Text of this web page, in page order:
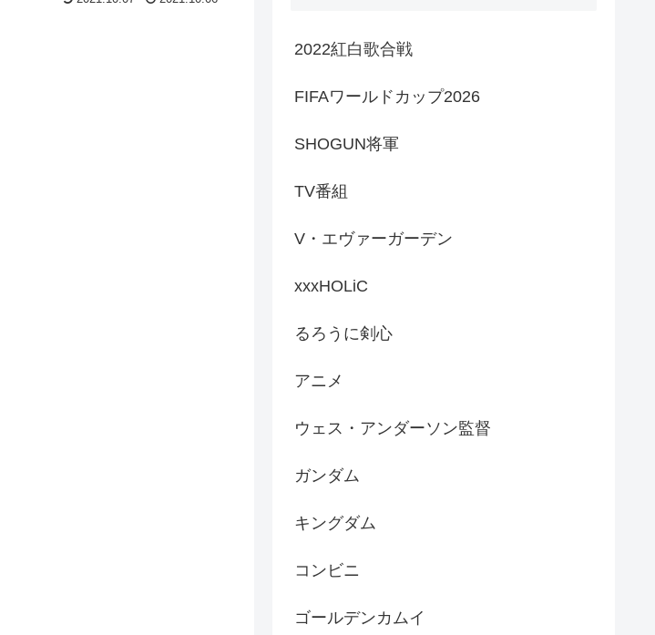
2022紅白歌合戦
FIFAワールドカップ2026
SHOGUN将軍
TV番組
V・エヴァーガーデン
xxxHOLiC
るろうに剣心
アニメ
ウェス・アンダーソン監督
ガンダム
キングダム
コンビニ
ゴールデンカムイ